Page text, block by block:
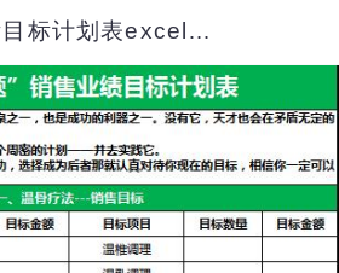
销售业绩目标计划表excel表格模板